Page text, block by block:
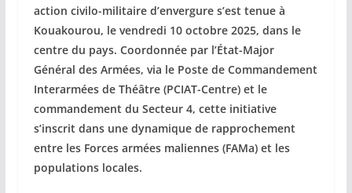
action civilo-militaire d’envergure s’est tenue à
Kouakourou, le vendredi 10 octobre 2025, dans le
centre du pays. Coordonnée par l’État-Major
Général des Armées, via le Poste de Commandement
Interarmées de Théâtre (PCIAT-Centre) et le
commandement du Secteur 4, cette initiative
s’inscrit dans une dynamique de rapprochement
entre les Forces armées maliennes (FAMa) et les
populations locales.